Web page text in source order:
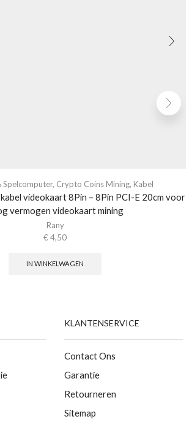
Spelcomputer, Crypto Coins Mining, Kabel
videokaart 8Pin – 8Pin PCI-E 20cm voor
vermogen videokaart mining
Rany
€ 4,50
IN WINKELWAGEN
KLANTENSERVICE
Contact Ons
Garantie
Retourneren
Sitemap